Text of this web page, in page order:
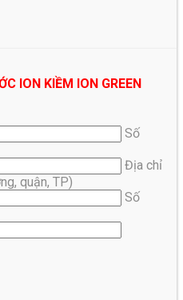
ION KIỀM ION GREEN
Số
Địa chỉ
quận, TP)
Số